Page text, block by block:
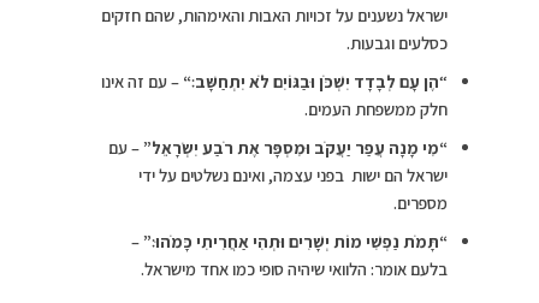
ישראל נשענים על זכויות האבות והאימהות, שהם חזקים
כסלעים וגבעות.
“הֶן עָם לְבָדָד יִשְׁכֹּן וּבַגּוֹיִם לֹא יִתְחַשָּׁב׃“ – עם זה אינו
חלק ממשפחת העמים.
“מִי מָנָה עֲפַר יַעֲקֹב וּמִסְפָּר אֶת רֹבַע יִשְׂרָאֵל”– עם
ישראל הם ישות בפני עצמה, ואינם נשלטים על ידי
מספרים.
“תָּמֹת נַפְשִׁי מוֹת יְשָׁרִים וּתְהִי אַחֲרִיתִי כָּמֹהוּ׃”–
בלעם אומר: הלוואי שיהיה סופי כמו אחד מישראל.